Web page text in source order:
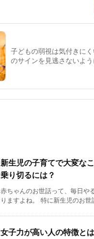
子どもの弱視は気付きに
のサインを見逃さないよう
新生児の子育てで大変な
乗り切るには？
赤ちゃんのお世話って、毎日や
りますよね。 特に新生児のお世
女子力が高い人の特徴と